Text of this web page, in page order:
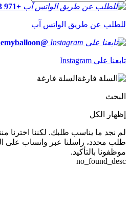
+971 58-531-1583
للطلب عن طريق الواتس آب
@bemyballoon
تابعنا على Instagram
السلة فارغة
البحث
إظهار الكل
لم نجد ما يناسب طلبك. لكننا اخترنا
موظفونا بالتأكيد.
no_found_desc